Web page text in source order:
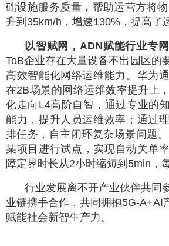
础设施服务质量，帮助运营方将
升到35km/h，增速130%，提高了
以智赋网，ADN赋能行业专
ToB企业存在大量设备不出园区的
高效智能化网络运维能力。华为
在2B场景的网络运维效率提升上
化走向L4高阶自智，通过专业的
能力，提升人员运维效率；通过
排任务，自主闭环复杂场景问题
某项目进行试点，实现自动关单
障定界时长从2小时缩短到5min，
行业发展离不开产业伙伴共同
业链携手合作，共同拥抱5G-A+AI
赋能社会新智生产力。